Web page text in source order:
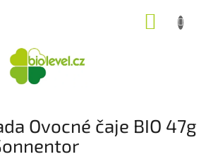
Ovocné čaje BIO 47g